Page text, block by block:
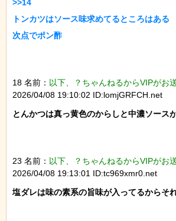
>>14
トンカツはソース味求めてるところはある
次点でポン酢
18 名前： 以下、？ちゃんねるからVIPがお
2026/04/08 19:10:02 ID:lomjGRFCH.net
とんかつは真っ黄色のからしと中濃ソース
23 名前： 以下、？ちゃんねるからVIPがお
2026/04/08 19:13:01 ID:tc969xmr0.net
塩ダレは味の素系の旨味が入ってるからそ